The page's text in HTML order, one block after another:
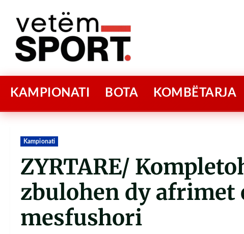
KAMPIONATI BOTA KOMBËTARJA
Kampionati
ZYRTARE/
zbulohen dy afrimet
mesfushori